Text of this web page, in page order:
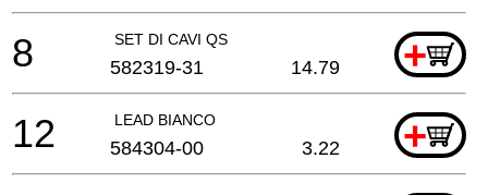
SET DI CAVI QS +
8 582319-31 14.79
LEAD BIANCO +
12 584304-00 3.22